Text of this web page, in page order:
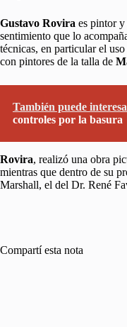
Gustavo Rovira es pintor y
sentimiento que lo
técnicas, en particular el
con pintores de la talla de
También puede
controles por la basura
Rovira, realizó una obra
mientras que dentro de su
Marshall, el del Dr. René
Compartí esta nota